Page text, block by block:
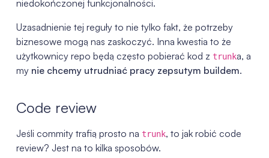
niedokończonej funkcjonalności.
Uzasadnienie tej reguły to nie tylko fakt, że potrzeby
biznesowe mogą nas zaskoczyć. Inna kwestia to że
użytkownicy repo będą często pobierać kod z trunka, a
my nie chcemy utrudniać pracy zepsutym buildem.
Code review
Jeśli commity trafią prosto na trunk, to jak robić code
review? Jest na to kilka sposobów.